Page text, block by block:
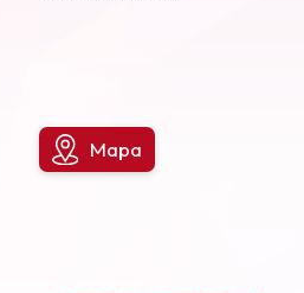
Mapa